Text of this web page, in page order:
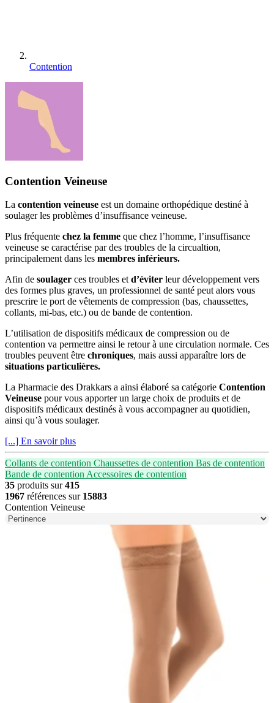
Contention
Contention Veineuse
La contention veineuse est un domaine orthopédique destiné à
soulager les problèmes d’insuffisance veineuse.
Plus fréquente chez la femme que chez l’homme, l’insuffisance
veineuse se caractérise par des troubles de la circualtion,
principalement dans les membres inférieurs.
Afin de soulager ces troubles etd’éviter leur développement vers
des formes plus graves, un professionnel de santé peut alors vous
prescrire le port de vêtements de compression (bas, chaussettes,
collants, mi-bas, etc.) ou de bande de contention.
L’utilisation de dispositifs médicaux de compression ou de
contention va permettre ainsi le retour à une circulation normale. Ces
troubles peuvent être chroniques, mais aussi apparaître lors de
situations particulières.
La Pharmacie des Drakkars a ainsi élaboré sa catégorie Contention
Veineuse pour vous apporter un large choix de produits et de
dispositifs médicaux destinés à vous accompagner au quotidien,
ainsi qu’à vous soulager.
[...] En savoir plus
Collants de contention Chaussettes de contention Bas de contention
Bande de contentionAccessoires de contention
35 produits sur415
1967 références sur 15883
Contention Veineuse